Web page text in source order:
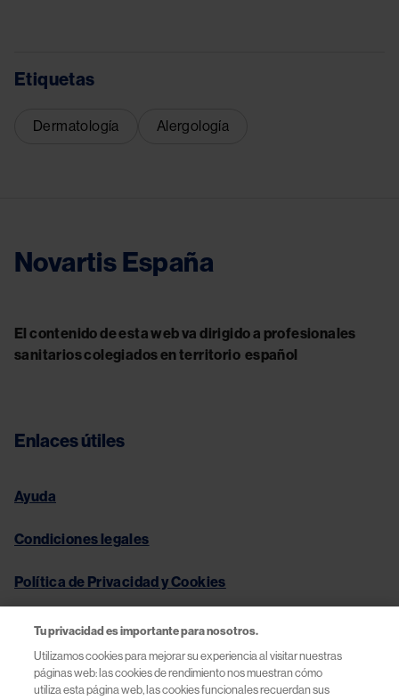
Etiquetas
Dermatología Alergología
Novartis España
El contenido de esta web va dirigido a profesionales
sanitarios colegiados en territorio español
Enlaces útiles
Ayuda
Condiciones legales
Política de Privacidad y Cookies
Términos de Uso | Novartis España
Tu privacidad es importante para nosotros.
Utilizamos cookies para mejorar su experiencia al visitar nuestras
páginas web: las cookies de rendimiento nos muestran cómo
utiliza esta página web, las cookies funcionales recuerdan sus